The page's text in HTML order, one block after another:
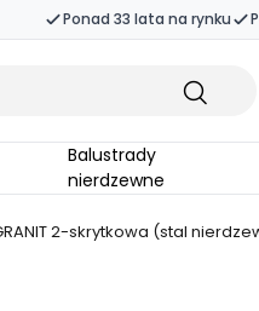
Ponad 33 lata na rynku
Balustrady
nierdzewne
2-skrytkowa (stal